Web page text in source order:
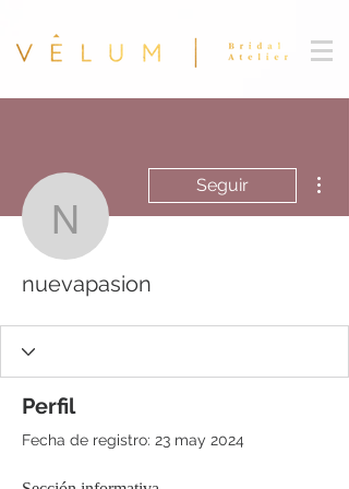
nuevapasion
Seguir
nuevapasion
Perfil
Fecha de registro: 23 may 2024